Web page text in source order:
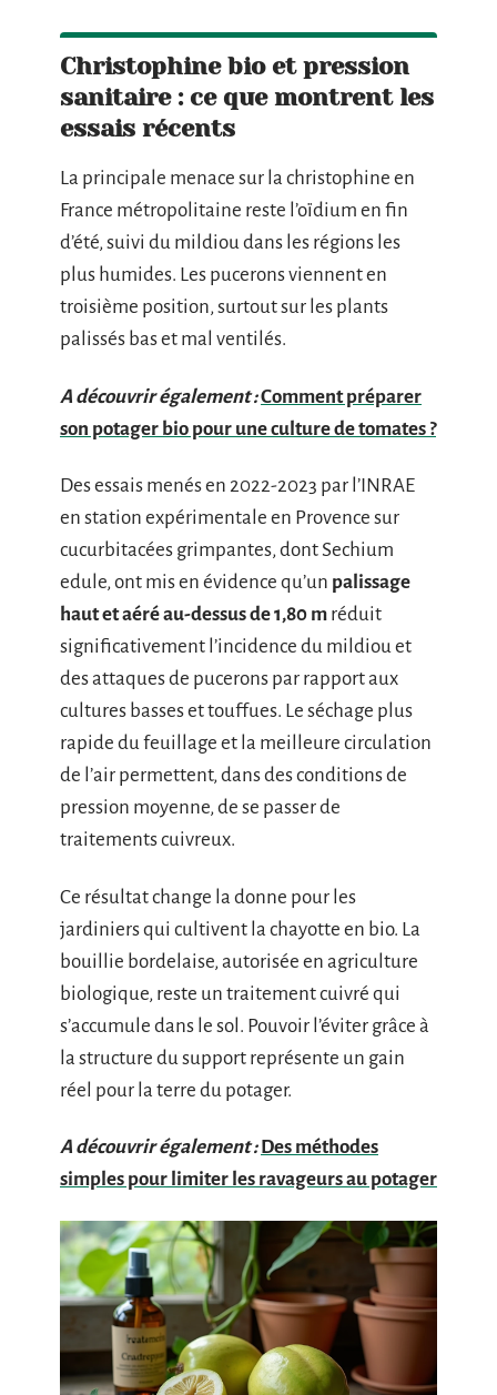
Christophine bio et pression
sanitaire : ce que montrent les
essais récents
La principale menace sur la christophine en
France métropolitaine reste l’oïdium en fin
d’été, suivi du mildiou dans les régions les
plus humides. Les pucerons viennent en
troisième position, surtout sur les plants
palissés bas et mal ventilés.
A découvrir également :Comment préparer
son potager bio pour une culture de tomates ?
Des essais menés en 2022-2023 par l’INRAE
en station expérimentale en Provence sur
cucurbitacées grimpantes, dont Sechium
edule, ont mis en évidence qu’un palissage
haut et aéré au-dessus de 1,80 m réduit
significativement l’incidence du mildiou et
des attaques de pucerons par rapport aux
cultures basses et touffues. Le séchage plus
rapide du feuillage et la meilleure circulation
de l’air permettent, dans des conditions de
pression moyenne, de se passer de
traitements cuivreux.
Ce résultat change la donne pour les
jardiniers qui cultivent la chayotte en bio. La
bouillie bordelaise, autorisée en agriculture
biologique, reste un traitement cuivré qui
s’accumule dans le sol. Pouvoir l’éviter grâce à
la structure du support représente un gain
réel pour la terre du potager.
A découvrir également : Des méthodes
simples pour limiter les ravageurs au potager